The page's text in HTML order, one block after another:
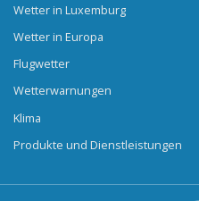
Wetter in Luxemburg
Wetter in Europa
Flugwetter
Wetterwarnungen
Klima
Produkte und Dienstleistungen